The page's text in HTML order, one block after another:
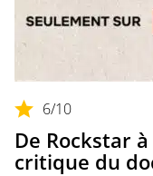
6/10
De Rockstar
critique du